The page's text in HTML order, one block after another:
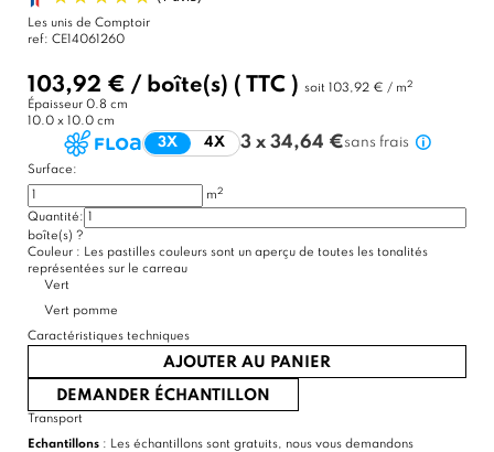
(1 avis)
Les unis de Comptoir
ref: CE14061260
103,92 € / boîte(s) ( TTC ) soit 103,92 € / m2
Épaisseur 0.8 cm
10.0 x 10.0 cm
3X 4X 3 x 34,64 €sans frais
Surface:
m2
Quantité:
boîte(s) ?
Couleur : Les pastilles couleurs sont un aperçu de toutes les tonalités
représentées sur le carreau
Vert
Vert pomme
Caractéristiques techniques
AJOUTER AU PANIER
DEMANDER ÉCHANTILLON
Transport
Echantillons : Les échantillons sont gratuits, nous vous demandons